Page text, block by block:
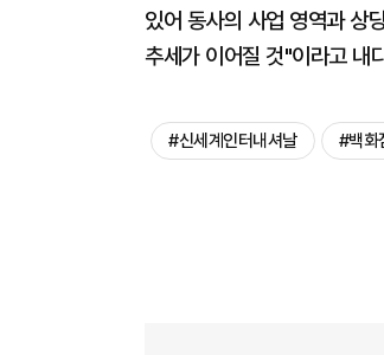
있어 동사의 사업 영역과 상
추세가 이어질 것"이라고 내
#신세계인터내셔날 #백화